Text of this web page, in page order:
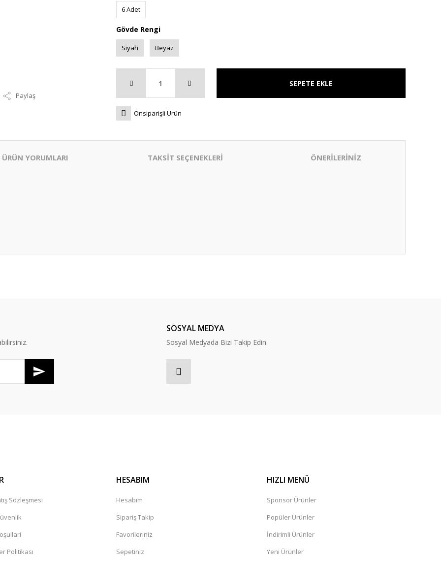
Paylaş
6 Adet
Gövde Rengi
Siyah Beyaz
SEPETE EKLE
Önsiparişli Ürün
ÜRÜN YORUMLARI TAKSİT SEÇENEKLERİ ÖNERİLERİNİZ
SOSYAL MEDYA
Sosyal Medyada Bizi Takip Edin
Sözleşmesi
Politikası
HESABIM
Hesabım
Sipariş Takip
Favorileriniz
Sepetiniz
HIZLI MENÜ
Sponsor Ürünler
Popüler Ürünler
İndirimli Ürünler
Yeni Ürünler